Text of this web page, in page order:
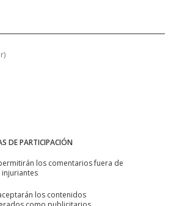
)
DE PARTICIPACIÓN
los comentarios fuera de
los contenidos